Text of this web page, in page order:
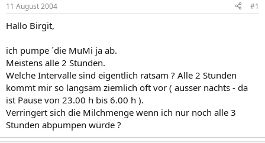
e
r
t
11 August 2004 #1
Hallo Birgit,
ich pumpe ´die MuMi ja ab.
Meistens alle 2 Stunden.
Welche Intervalle sind eigentlich ratsam ? Alle 2 Stunden
kommt mir so langsam ziemlich oft vor ( ausser nachts - da
ist Pause von 23.00 h bis 6.00 h ).
Verringert sich die Milchmenge wenn ich nur noch alle 3
Stunden abpumpen würde ?